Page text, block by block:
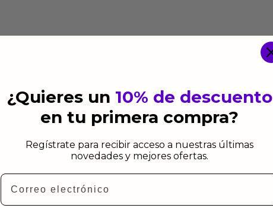
¿Quieres un 10% de descuento
en tu primera compra?
Regístrate para recibir acceso a nuestras últimas
novedades y mejores ofertas.
Email